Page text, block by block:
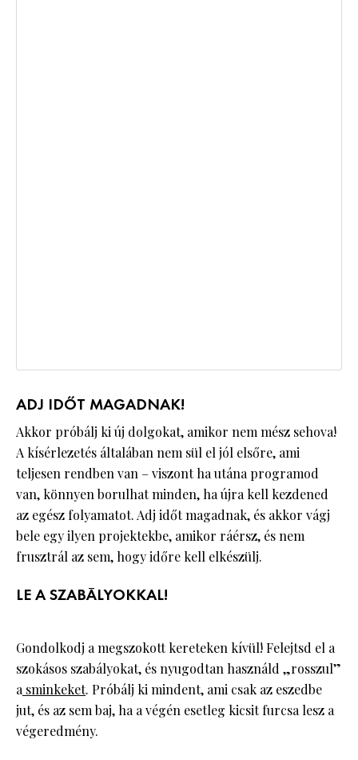
ADJ IDŐT MAGADNAK!
Akkor próbálj ki új dolgokat, amikor nem mész sehova!
A kísérlezetés általában nem sül el jól elsőre, ami
teljesen rendben van – viszont ha utána programod
van, könnyen borulhat minden, ha újra kell kezdened
az egész folyamatot. Adj időt magadnak, és akkor vágj
bele egy ilyen projektekbe, amikor ráérsz, és nem
frusztrál az sem, hogy időre kell elkészülj.
LE A SZABÁLYOKKAL!
Gondolkodj a megszokott kereteken kívül! Felejtsd el a
szokásos szabályokat, és nyugodtan használd „rosszul”
asminkeket. Próbálj ki mindent, ami csak az eszedbe
jut, és az sem baj, ha a végén esetleg kicsit furcsa lesz a
végeredmény.